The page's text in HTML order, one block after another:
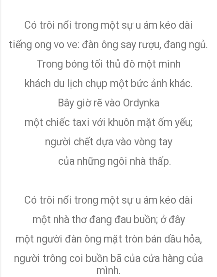
Có trôi nổi trong một sự u ám kéo dài
tiếng ong vo ve: đàn ông say rượu, đang ngủ.
Trong bóng tối thủ đô một mình
khách du lịch chụp một bức ảnh khác.
Bây giờ rẽ vào Ordynka
một chiếc taxi với khuôn mặt ốm yếu;
người chết dựa vào vòng tay
của những ngôi nhà thấp.
Có trôi nổi trong một sự u ám kéo dài
một nhà thơ đang đau buồn; ở đây
một người đàn ông mặt tròn bán dầu hỏa,
người trông coi buồn bã của cửa hàng của
mình.